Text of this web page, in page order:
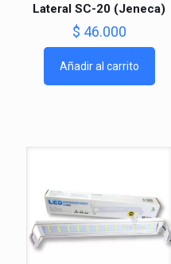
Lateral SC-20 (Jeneca)
$ 46.000
Añadir al carrito